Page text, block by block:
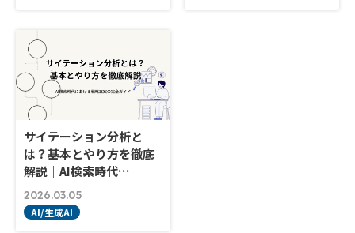
サイテーション分析と
は？基本とやり方を徹底
解説｜AI検索時代…
2026.03.05
AI/生成AI